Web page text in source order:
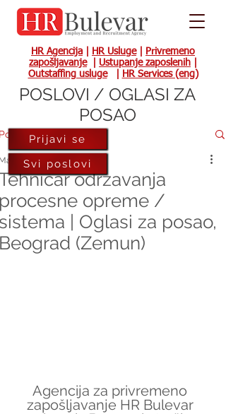
HR Agencija HR Usluge|
Privremeno
zapošljavanje| Ustupanje zaposlenih
Outstaffing usluge| HR Services (eng)
odrzavanja
opreme /
| Oglasi za posao,
(Zemun)
15, 2022
Agencija za privremeno
zapošljavanje HR Bulevar
Prijavi se
Svi poslovi
POSLOVI / OGLASI ZA
POSAO